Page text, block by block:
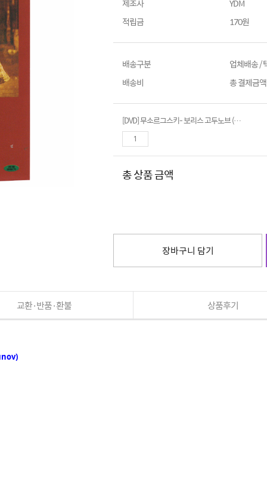
제조사
YDM
적립금
170원
배송구분
업체배송 /
배송비
총 결제금
[DVD] 무소르그스키- 보리스 고두노브 (Mussorgsky- Boris Godunov)
총 상품 금액
장바구니 담기
교환·반품·환불 상품후기